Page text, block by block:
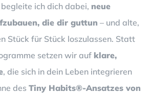
ich dich dabei, neue
die dir guttun – und alte,
Stück für Stück loszulassen. Statt
setzen wir auf klare,
, die sich in dein Leben integrieren
des Tiny Habits®-Ansatzes von